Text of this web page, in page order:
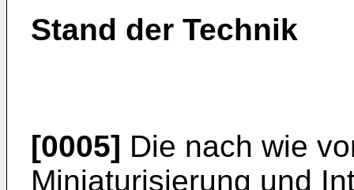
Stand der Technik
[0005] Die nach wie
Miniaturisierung und